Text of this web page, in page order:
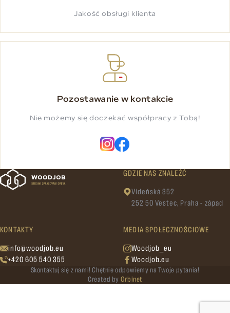
Jakość obsługi klienta
Pozostawanie w kontakcie
Nie możemy się doczekać współpracy z Tobą!
GDZIE NAS ZNALEŹĆ
Vídeňská 352
252 50 Vestec, Praha - západ
KONTAKTY
info@woodjob.eu
+420 605 540 355
MEDIA SPOŁECZNOŚCIOWE
Woodjob_eu
Woodjob.eu
Skontaktuj się z nami! Chętnie odpowiemy na Twoje pytania!
Created by Orbinet